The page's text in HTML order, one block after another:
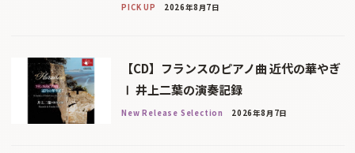
PICK UP 2026年8月7日
【CD】フランスのピアノ曲 近代の華やぎ
Ⅰ 井上二葉の演奏記録
New Release Selection 2026年8月7日